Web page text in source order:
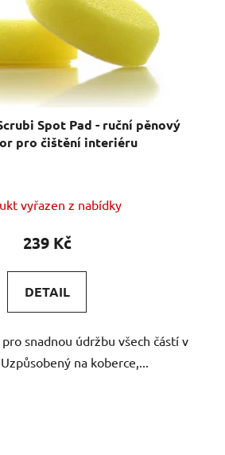
Spot Pad - ruční pěnový
pro čištění interiéru
vyřazen z nabídky
239 Kč
DETAIL
snadnou údržbu všech částí v
na koberce,...